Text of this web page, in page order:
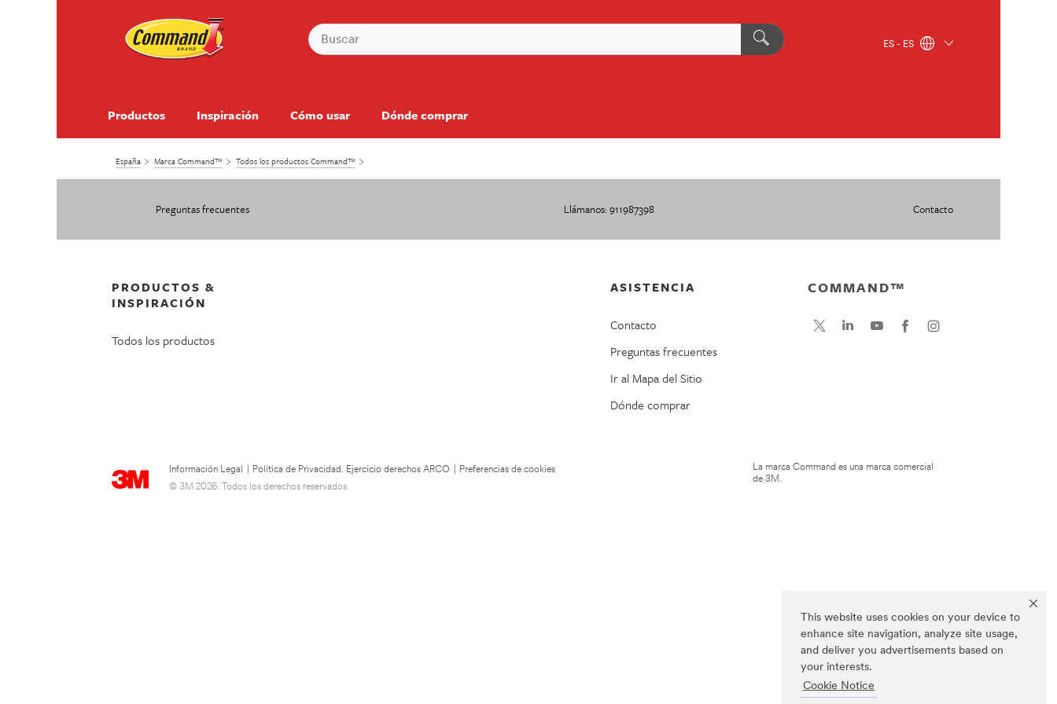
This website uses cookies on your device to
enhance site navigation, analyze site usage,
and deliver you advertisements based on
your interests.
Cookie Notice
ES - ES
Productos Inspiración Cómo usar Dónde comprar
España Marca Command™ Todos los productos Command™
Preguntas frecuentes Llámanos: 911987398 Contacto
PRODUCTOS &
INSPIRACIÓN
Todos los productos
ASISTENCIA
Contacto
Preguntas frecuentes
Ir al Mapa del Sitio
Dónde comprar
Información Legal Política de Privacidad. Ejercicio derechos ARCO
Preferencias de cookies
© 3M 2026. Todos los derechos reservados.
COMMAND™
La marca Command es una marca comercial
de 3M.